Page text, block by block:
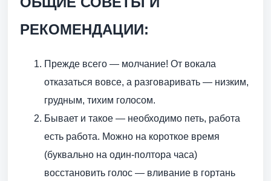
РЕКОМЕНДАЦИИ:
Прежде всего — молчание! От вокала
отказаться вовсе, а разговаривать — низким,
грудным, тихим голосом.
Бывает и такое — необходимо петь, работа
есть работа. Можно на короткое время
(буквально на один-полтора часа)
восстановить голос — вливание в гортань